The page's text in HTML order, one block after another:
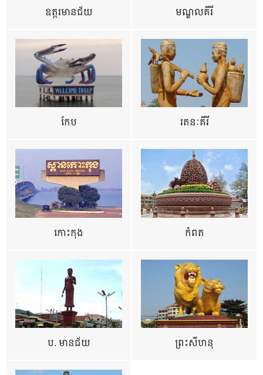
ឧត្ដរមានជ័យ មណ្ឌលគីរី
កែប រតនៈគីរី
កោះកុង កំពត
ប. មានជ័យ ព្រះសីហនុ